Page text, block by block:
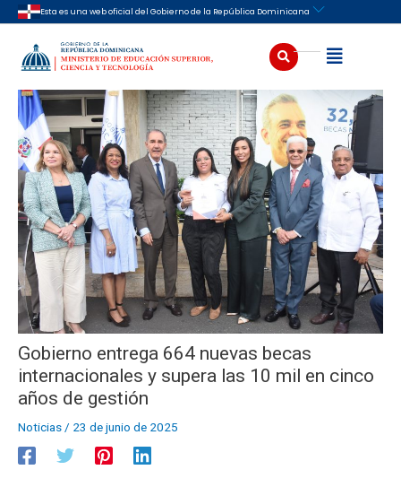
al
contenido
Esta es una web oficial del Gobierno de la República Dominicana
Buscar Abrir
Gobierno entrega 664 nuevas becas
internacionales y supera las 10 mil en cinco
años de gestión
Noticias / 23 de junio de 2025
Navegación
de
entradas